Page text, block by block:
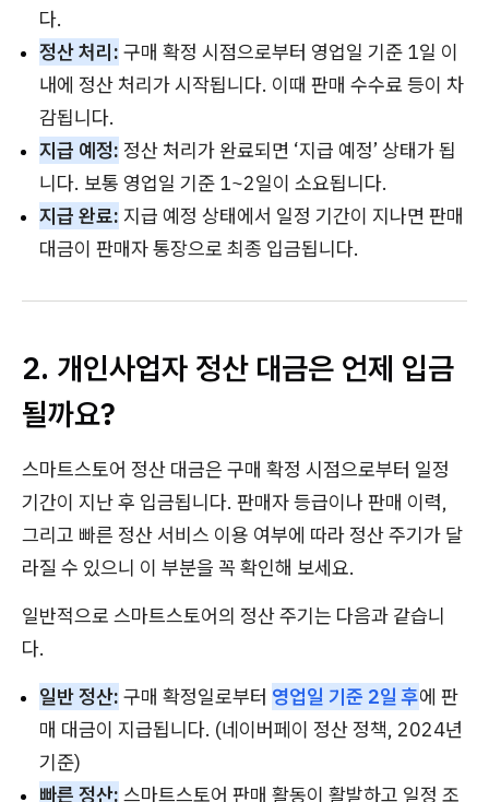
다.
정산 처리: 구매 확정 시점으로부터 영업일 기준 1일 이
내에 정산 처리가 시작됩니다. 이때 판매 수수료 등이 차
감됩니다.
지급 예정: 정산 처리가 완료되면 ‘지급 예정’ 상태가 됩
니다. 보통 영업일 기준 1~2일이 소요됩니다.
지급 완료: 지급 예정 상태에서 일정 기간이 지나면 판매
대금이 판매자 통장으로 최종 입금됩니다.
2. 개인사업자 정산 대금은 언제 입금
될까요?
스마트스토어 정산 대금은 구매 확정 시점으로부터 일정
기간이 지난 후 입금됩니다. 판매자 등급이나 판매 이력,
그리고 빠른 정산 서비스 이용 여부에 따라 정산 주기가 달
라질 수 있으니 이 부분을 꼭 확인해 보세요.
일반적으로 스마트스토어의 정산 주기는 다음과 같습니
다.
일반 정산: 구매 확정일로부터 영업일 기준 2일 후에 판
매 대금이 지급됩니다. (네이버페이 정산 정책, 2024년
기준)
빠른 정산: 스마트스토어 판매 활동이 활발하고 일정 조